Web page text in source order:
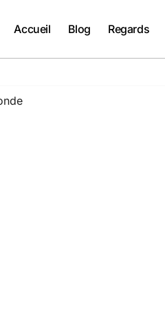
Accueil Blog Regards